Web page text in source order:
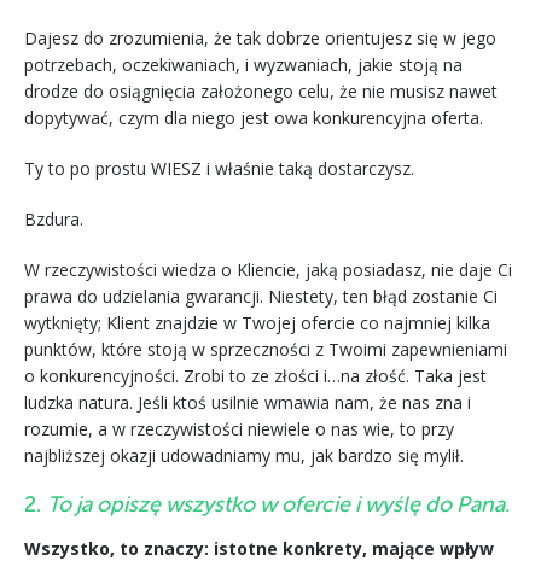
Dajesz do zrozumienia, że tak dobrze orientujesz się w jego
potrzebach, oczekiwaniach, i wyzwaniach, jakie stoją na
drodze do osiągnięcia założonego celu, że nie musisz nawet
dopytywać, czym dla niego jest owa konkurencyjna oferta.
Ty to po prostu WIESZ i właśnie taką dostarczysz.
Bzdura.
W rzeczywistości wiedza o Kliencie, jaką posiadasz, nie daje Ci
prawa do udzielania gwarancji. Niestety, ten błąd zostanie Ci
wytknięty; Klient znajdzie w Twojej ofercie co najmniej kilka
punktów, które stoją w sprzeczności z Twoimi zapewnieniami
o konkurencyjności. Zrobi to ze złości i…na złość. Taka jest
ludzka natura. Jeśli ktoś usilnie wmawia nam, że nas zna i
rozumie, a w rzeczywistości niewiele o nas wie, to przy
najbliższej okazji udowadniamy mu, jak bardzo się mylił.
2. To ja opiszę wszystko w ofercie i wyślę do Pana.
Wszystko, to znaczy: istotne konkrety, mające wpływ